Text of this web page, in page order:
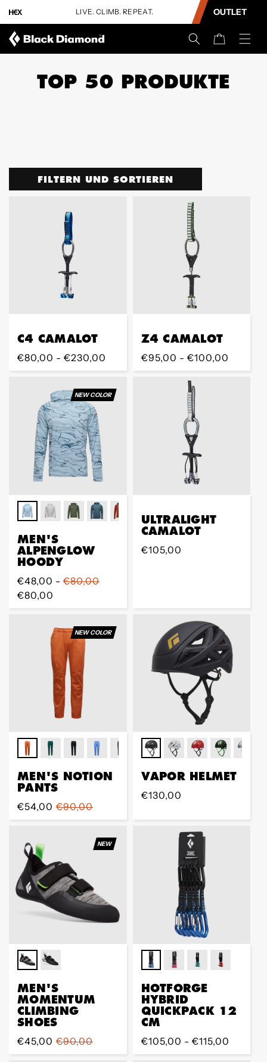
SPRINGEN
15 % LIVE. CLIMB. REPEAT. OUTLET
Warenkorb
TOP 50 PRODUKTE
FILTERN UND SORTIEREN
C4 CAMALOT
Regular
Preis
€80,00 - €230,00
Z4 CAMALOT
Regular
Preis
€95,00 - €100,00
NEW COLOR
MEN'S
ALPENGLOW
HOODY
Regular
Preis
€48,00 - €80,00
€80,00
ULTRALIGHT
CAMALOT
Regular
€105,00
NEW COLOR
MEN'S NOTION
PANTS
Sale
Preis
€54,00
Regular
Preis
€90,00
VAPOR HELMET
Regular
€130,00
NEW
MEN'S
MOMENTUM
CLIMBING
SHOES
Sale
Preis
€45,00
Regular
Preis
€90,00
HOTFORGE
HYBRID
QUICKPACK 12
CM
Regular
Preis
€105,00 - €115,00